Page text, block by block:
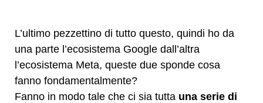
L’ultimo pezzettino di tutto questo, quindi ho da
una parte l’ecosistema Google dall’altra
l’ecosistema Meta, queste due sponde cosa
fanno fondamentalmente?
Fanno in modo tale che ci sia tutta una serie di